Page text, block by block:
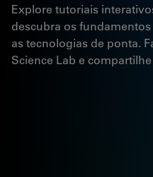
Explore tutoriais
descubra os
as tecnologias de ponta.
Science Lab e